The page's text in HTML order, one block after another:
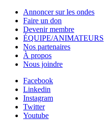
Annoncer sur les ondes
Faire un don
Devenir membre
ÉQUIPE/ANIMATEURS
Nos partenaires
À propos
Nous joindre
Facebook
Linkedin
Instagram
Twitter
Youtube